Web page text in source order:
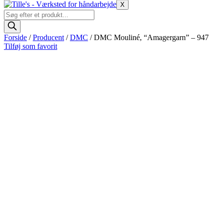
X
Products
search
Forside /Producent /DMC / DMC Mouliné, “Amagergarn” – 947
Tilføj som favorit